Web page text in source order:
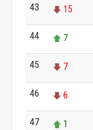
43 15
44 7
45 7
46 6
47 1